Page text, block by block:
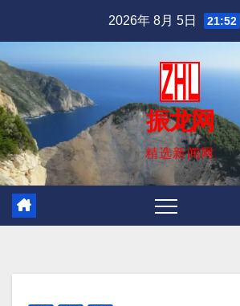
内
容
2026年 8月 5日 21:52
振龙网
精选新闻网